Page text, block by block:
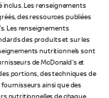
inclus. Les renseignements
des ressources publiées
Les renseignements
des produits et sur les
nutritionnels sont
de McDonald's et
portions, des techniques de
ainsi que des